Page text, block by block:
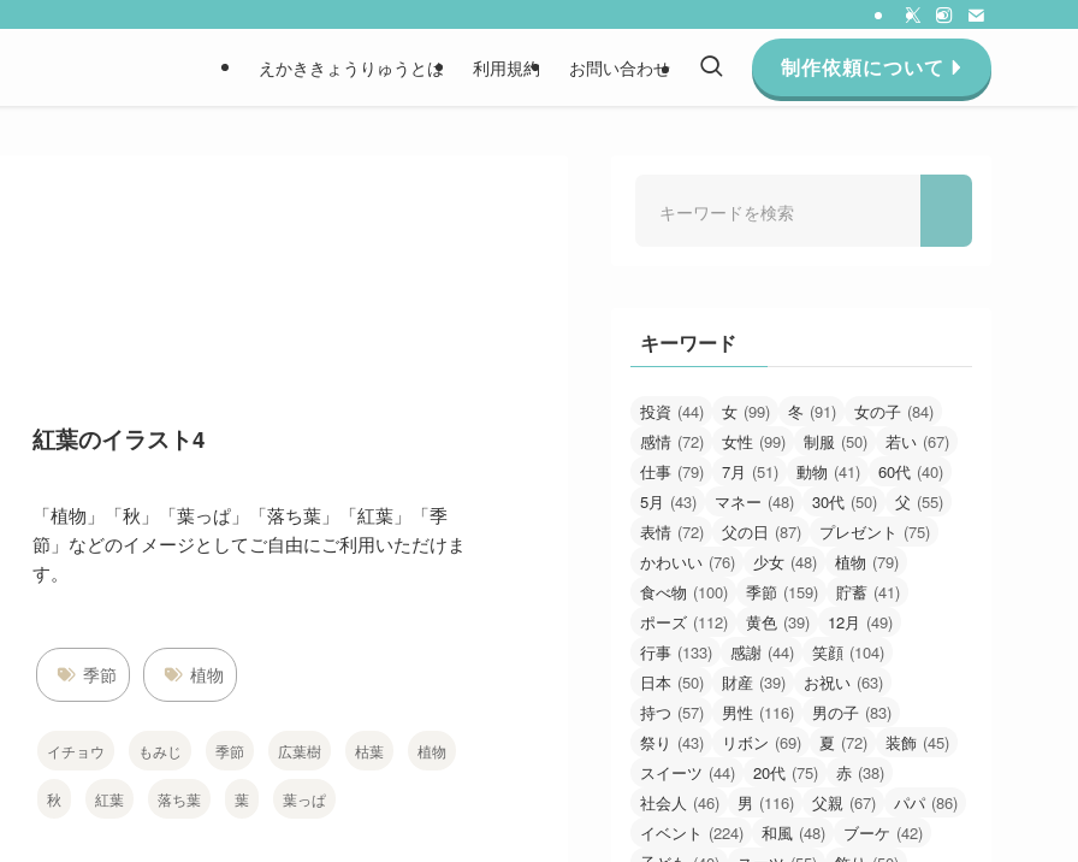
えかききょうりゅうとは 利用規約 お問い合わせ 制作依頼について
紅葉のイラスト4
「植物」「秋」「葉っぱ」「落ち葉」「紅葉」「季
節」などのイメージとしてご自由にご利用いただけま
す。
季節 植物
イチョウ もみじ 季節 広葉樹 枯葉 植物
秋 紅葉 落ち葉 葉 葉っぱ
キーワード
投資 (44) 女 (99) 冬 (91) 女の子 (84)
感情 (72) 女性 (99) 制服 (50) 若い (67)
仕事 (79) 7月 (51) 動物 (41) 60代 (40)
5月 (43) マネー (48) 30代 (50) 父 (55)
表情 (72) 父の日 (87) プレゼント (75)
かわいい (76) 少女 (48) 植物 (79)
食べ物 (100) 季節 (159) 貯蓄 (41)
ポーズ (112) 黄色 (39) 12月 (49)
行事 (133) 感謝 (44) 笑顔 (104)
日本 (50) 財産 (39) お祝い (63)
持つ (57) 男性 (116) 男の子 (83)
祭り (43) リボン (69) 夏 (72) 装飾 (45)
スイーツ (44) 20代 (75) 赤 (38)
社会人 (46) 男 (116) 父親 (67) パパ (86)
イベント (224) 和風 (48) ブーケ (42)